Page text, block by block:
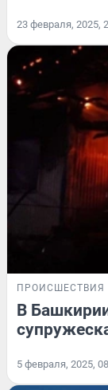
23 февраля, 2025,
ПРОИСШЕСТВИЯ
В
5 февраля, 2025,